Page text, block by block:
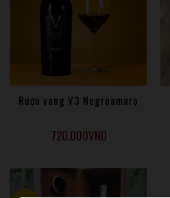
Rượu vang V3 Negroamaro
720.000VND